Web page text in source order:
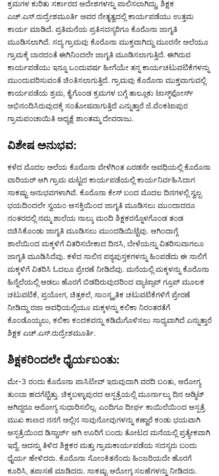
ಕ್ರಮಗಳ ಕುರಿತು ಸರ್ಕಾರದ ಆದೇಶಗಳನ್ನು ಪಾಲಿಸಲಾಗಿದ್ದು, ಶಿಕ್ಷಕ
ಎಚ್.ಎಸ್.ರುದ್ರೇಶಮೂರ್ತಿ ಅವರ ನೇತೃತ್ವದಲ್ಲಿ ಕಾರ್ಯಪಡೆಯು ಉತ್ತಮ
ಕಾರ್ಯ ಮಾಡಿದೆ. ಪ್ರತಿಮನೆಯ ಪ್ರತಿಸದಸ್ಯರಿಗೂ ಕೊರೊನಾ ಜಾಗೃತಿ
ಮೂಡಿಸಲಾಗಿದೆ. ಸದ್ಯ ಗ್ರಾಮವು ಕೊರೊನಾ ಮುಕ್ತವಾಗಿದ್ದು ಮೂರನೇ ಅಲೆಯೂ
ಗ್ರಾಮಕ್ಕೆ ಬಾರದಂತೆ ಈಗಿನಿಂದಲೇ ಜಾಗೃತಿ ಮೂಡಿಸಲಾಗುತ್ತಿದೆ. ಈಗಿರುವ
ಕಾರ್ಯಪಡೆಯು ಇನ್ನೂ ಒಂದುವರ್ಷ ಹೀಗೆಯೇ ತನ್ನ ಕಾರ್ಯಚಟುವಟಿಕೆಗಳನ್ನು
ಮುಂದುವರಿಸುವಂತೆ ಚಿಂತಿಸಲಾಗುತ್ತಿದೆ. ಗ್ರಾಮವು ಕೊರೊನಾ ಮುಕ್ತವಾಗುವಲ್ಲಿ
ಕಾರ್ಯಪಡೆಯ ಶ್ರಮ, ಕೈಗೊಂಡ ಕ್ರಮಗಳ ಬಗ್ಗೆ ತಾಲ್ಲೂಕು ಟಾಸ್ಕ್‌ಫೋರ್ಸ್
ಅಭಿನಂದಿಸಿರುವುದಕ್ಕೆ ಸಂತೋಷವಾಗುತ್ತಿದೆ ಎನ್ನುತ್ತಾರೆ ಜೆ.ವೆಂಕಟಾಪುರ
ಗ್ರಾಮಪಂಚಾಯಿತಿ ಅಧ್ಯಕ್ಷೆ ಶಾಂತಮ್ಮ ದೇವರಾಜು.
ವಿಶೇಷ ಅನುಭವ:
ಕಳೆದ ಮೊದಲ ಅಲೆಯ ಕೊರೊನಾ ವೇಳೆಗಿಂತ ಎರಡನೇ ಅವಧಿಯಲ್ಲಿ ಕೊರೊನಾ
ವಾರಿಯರ್ ಆಗಿ ಗ್ರಾಮ ಮಟ್ಟದ ಕಾರ್ಯಪಡೆಯಲ್ಲಿ ಕಾರ್ಯನಿರ್ವಹಿಸಿದಾಗ
ಸಾಕಷ್ಟು ಅನುಭವಗಳಾಗಿವೆ. ಕೊರೊನಾ ಕೇಸ್ ಬಂದ ಮೊದಲ ದಿನಗಳಲ್ಲಿ ಸ್ವಲ್ಪ
ಭಯದಿಂದಲೇ ಸ್ವಯಂ ಆಸಕ್ತಿಯಿಂದ ಜಾಗೃತಿ ಮೂಡಿಸಲು ಮುಂದಾದರೂ
ನಂತರದಲ್ಲಿ ನಮ್ಮ ಶಾಲೆಯ ನಾಲ್ಕು ಮಂದಿ ಶಿಕ್ಷಕರನ್ನೊಳಗೊಂಡ ತಂಡ
ರಚಿಸಿಕೊಂಡು ಜಾಗೃತಿ ಮೂಡಿಸಲು ಮುಂದಡಿಯಿಟ್ಟೆವು. ಆಗಿಂದಾಗ್ಗೆ
ಶಾಲೆಯಿಂದ ಮಕ್ಕಳಿಗೆ ವಿತರಿಸಬೇಕಾದ ದಿನಸಿ, ಬೇಳೆಯನ್ನು ವಿತರಿಸುವಾಗಲೂ
ಜಾಗೃತಿ ಮೂಡಿಸಿದೆವು. ಕಳೆದ ಸಾಲಿನ ಪಠ್ಯಪುಸ್ತಕಗಳನ್ನು ಹಿಂಪಡೆದು ಈ ಸಾಲಿಗೆ
ಮಕ್ಕಳಿಗೆ ವಿತರಿಸಿ ಓದಲೂ ಪ್ರೇರಣೆ ನೀಡಿದೆವು. ಮನೆಯಲ್ಲಿ ಮಕ್ಕಳನ್ನು ಕೊರೊನಾ
ಹಿನ್ನೆಲೆಯಲ್ಲಿ ಆಡಲು ಹೊರಗೆ ಬಿಡದಿರುವುದರಿಂದ ವ್ಯಾಟ್ಸಾಪ್ ಗ್ರೂಪ್ ಮೂಲಕ
ಚಟುವಟಿಕೆ, ಪ್ರಯೋಗ, ಚಿತ್ರಕಲೆ, ಸಾಂಸ್ಕೃತಿಕ ಚಟುವಟಿಕೆಗಳಿಗೆ ಪ್ರೇರಣೆ
ನೀಡಿದ್ದು ರಜಾ ಅವಧಿಯಲ್ಲಿಯೂ ಮಕ್ಕಳನ್ನು ಕಲಿಕಾ ನಿರಂತರತೆಗೆ
ಕೊಂಡೊಯ್ಯಲು, ಕಲಿಕಾ ಕಂದಕವನ್ನು ಕಡಿಮೆಗೊಳಿಸಲು ಸಾಧ್ಯವಾಗಿದೆ ಎನ್ನುತ್ತಾರೆ
ಶಿಕ್ಷಕ ಎಚ್.ಎಸ್.ರುದ್ರೇಶಮೂರ್ತಿ.
ಶಿಕ್ಷಕರಿಂದಲೇ ಧೈರ್ಯಬಂತು:
ಮೇ-3 ರಂದು ಕೊರೊನಾ ಪಾಸಿಟೀವ್ ಇರುವುದಾಗಿ ವರದಿ ಬಂತು, ಆರೋಗ್ಯ
ತುಂಬಾ ಹದಗೆಟ್ಟಿತ್ತು. ಚಿಕ್ಕಬಳ್ಳಾಪುರದ ಆಸ್ಪತ್ರೆಯಲ್ಲಿ ಮೂರ್ನಾಲ್ಕು ದಿನ ಅಡ್ಮಿಟ್
ಆಗಿದ್ದರೂ ಆರೋಗ್ಯ ಸುಧಾರಿಸಲಿಲ್ಲ. ಎಂದಿಗೂ ದೀರ್ಘ ಕಾಯಿಲೆಯಿಂದ ಆಸ್ಪತ್ರೆ
ಮುಖ ಕಾಣದ ನನಗೆ ಅಲ್ಲಿನ ಸಾವುನೋವುಗಳನ್ನು ಕಣ್ಣಾರೆ ಕಂಡು ಭಯವಾಗಿ
ಆಸ್ಪತ್ರೆಯಿಂದ ಡಿಸ್ಚಾರ್ಜ್ ಆಗಿ ಊರಿಗೆ ಬಂದು ತೋಟದ ಮನೆಯಲ್ಲಿ ಪ್ರತ್ಯೇಕವಾಗಿ
ಇದ್ದೆ. ಅದನ್ನು ತಿಳಿದ ಶಿಕ್ಷಕರ ಮತ್ತು ಗ್ರಾಮಕಾರ್ಯಪಡೆಯ ಸದಸ್ಯರು ಬಂದು
ಧೈರ್ಯ ಹೇಳಿದರು. ಕೊರೊನಾ ಸೋಂಕಿತನೆಂದು ಹಿಂಜರಿಯದೇ ಹೊರಗೆ
ಕೂರಿಸಿ, ತಪಾಸಣೆ ಮಾಡಿದರು. ಸಾಕಷ್ಟು ಆರೋಗ್ಯ ಸಲಹೆಗಳನ್ನು ನೀಡಿದರು.